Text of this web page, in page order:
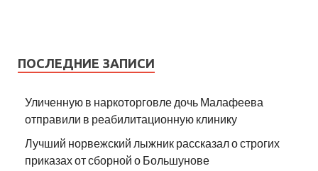
ПОСЛЕДНИЕ ЗАПИСИ
Уличенную в наркоторговле дочь Малафеева
отправили в реабилитационную клинику
Лучший норвежский лыжник рассказал о строгих
приказах от сборной о Большунове